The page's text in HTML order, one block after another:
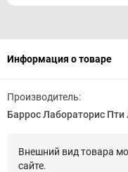
Информация о товаре
Производитель:
Баррос Лабораторис Пти
Внешний вид товара
сайте.